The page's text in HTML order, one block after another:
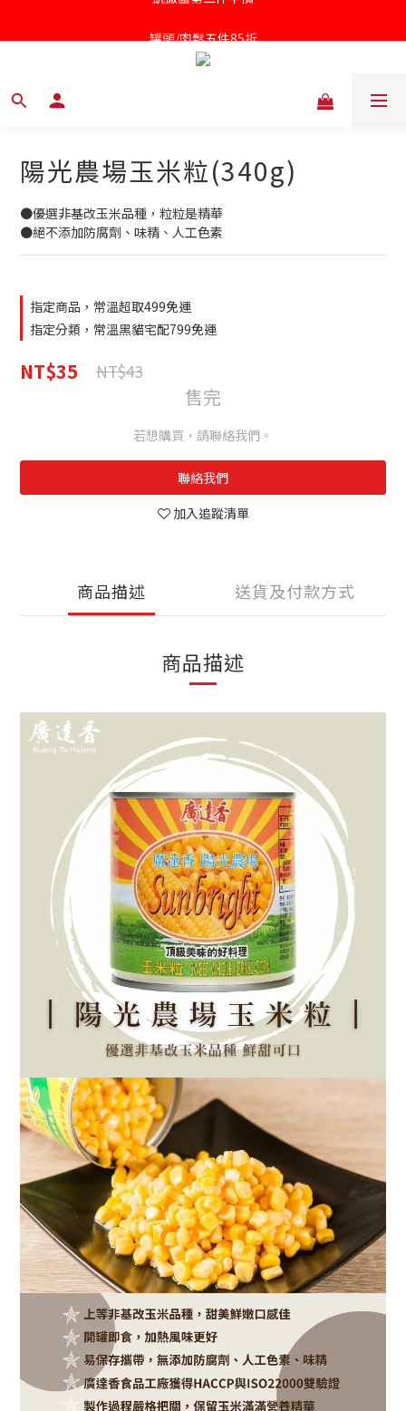
針對近期供應商油品檢驗不符法規聲明書
陽光農場玉米粒(340g)
●優選非基改玉米品種，粒粒是精華
●絕不添加防腐劑、味精、人工色素
指定商品，常溫超取499免運
指定分類，常溫黑貓宅配799免運
NT$35 NT$43
售完
若想購買，請聯絡我們。
聯絡我們
加入追蹤清單
商品描述 送貨及付款方式
商品描述